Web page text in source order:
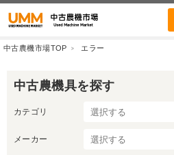
中古農機市場TOP エラー
中古農機具を探す
カテゴリ
メーカー